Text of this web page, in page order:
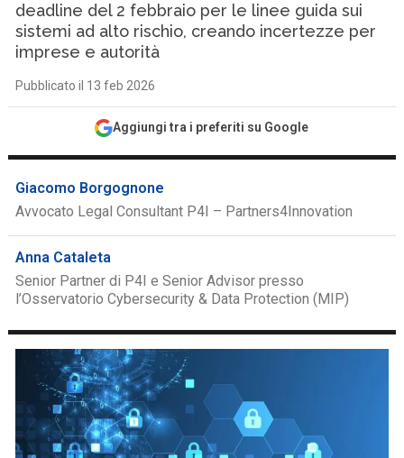
deadline del 2 febbraio per le linee guida sui
sistemi ad alto rischio, creando incertezze per
imprese e autorità
Pubblicato il 13 feb 2026
Aggiungi tra i preferiti su Google
Giacomo Borgognone
Avvocato Legal Consultant P4I – Partners4Innovation
Anna Cataleta
Senior Partner di P4I e Senior Advisor presso
l’Osservatorio Cybersecurity & Data Protection (MIP)